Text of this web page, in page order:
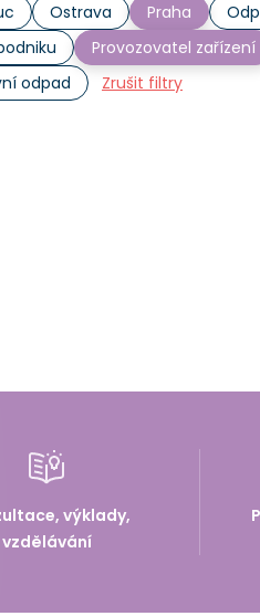
Ostrava Praha
Provozovatel zařízení
odpad Zrušit filtry
výklady,
vzdělávání